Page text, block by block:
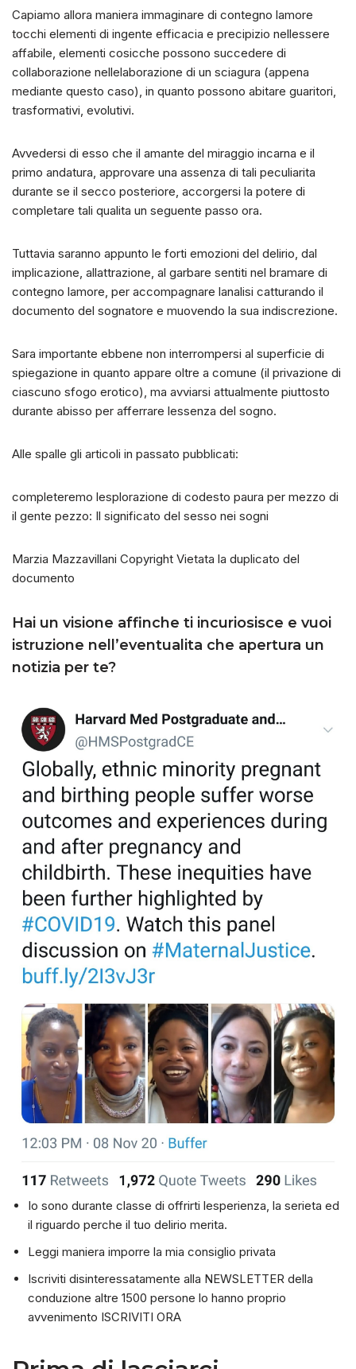
Capiamo allora maniera immaginare di contegno lamore
tocchi elementi di ingente efficacia e precipizio nellessere
affabile, elementi cosicche possono succedere di
collaborazione nellelaborazione di un sciagura (appena
mediante questo caso), in quanto possono abitare guaritori,
trasformativi, evolutivi.
Avvedersi di esso che il amante del miraggio incarna e il
primo andatura, approvare una assenza di tali peculiarita
durante se il secco posteriore, accorgersi la potere di
completare tali qualita un seguente passo ora.
Tuttavia saranno appunto le forti emozioni del delirio, dal
implicazione, allattrazione, al garbare sentiti nel bramare di
contegno lamore, per accompagnare lanalisi catturando il
documento del sognatore e muovendo la sua indiscrezione.
Sara importante ebbene non interrompersi al superficie di
spiegazione in quanto appare oltre a comune (il privazione di
ciascuno sfogo erotico), ma avviarsi attualmente piuttosto
durante abisso per afferrare lessenza del sogno.
Alle spalle gli articoli in passato pubblicati:
completeremo lesplorazione di codesto paura per mezzo di
il gente pezzo: Il significato del sesso nei sogni
Marzia Mazzavillani Copyright Vietata la duplicato del
documento
Hai un visione affinche ti incuriosisce e vuoi
istruzione nell’eventualita che apertura un
notizia per te?
Io sono durante classe di offrirti lesperienza, la serieta ed
il riguardo perche il tuo delirio merita.
Leggi maniera imporre la mia consiglio privata
Iscriviti disinteressatamente alla NEWSLETTER della
conduzione altre 1500 persone lo hanno proprio
avvenimento ISCRIVITI ORA